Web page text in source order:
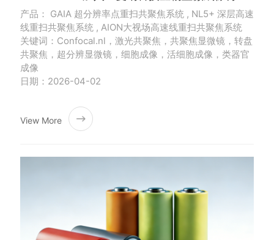
产品： GAIA 超分辨率点重扫共聚焦系统 , NL5+ 深层高速
线重扫共聚焦系统 , AION大视场高速线重扫共聚焦系统
关键词：Confocal.nl，激光共聚焦，共聚焦显微镜，转盘
共聚焦，超分辨显微镜，细胞成像，活细胞成像，类器官
成像
日期：2026-04-02
View More